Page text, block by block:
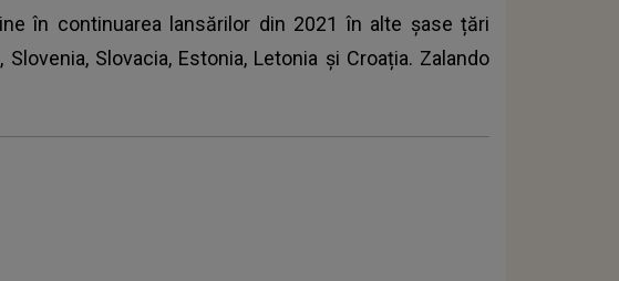
în continuarea lansărilor din 2021 în alte șase țări
Slovacia, Estonia, Letonia și Croația. Zalando